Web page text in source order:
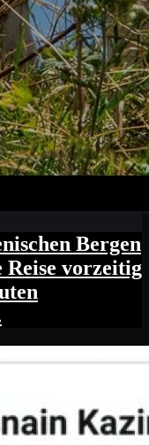
Bergen
vorzeitig